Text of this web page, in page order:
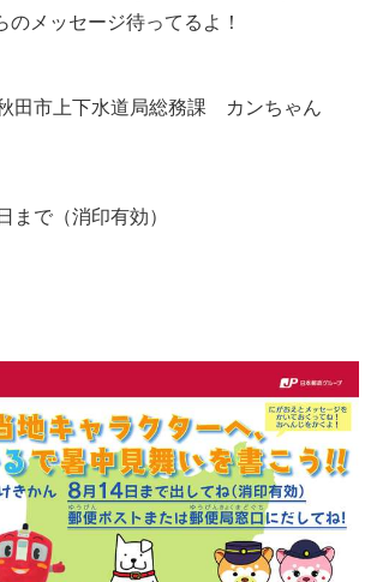
のメッセージ待ってるよ！
田市上下水道局総務課 カンちゃん
まで（消印有効）